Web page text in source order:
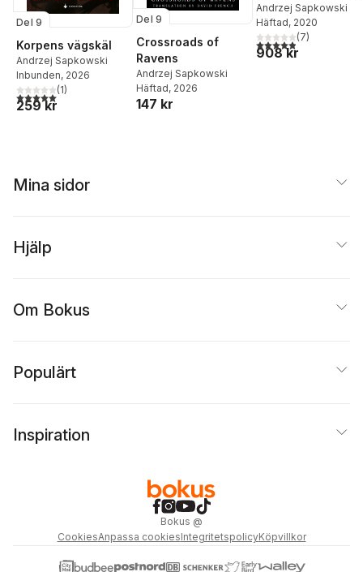
Del 9
Korpens vägskäl
Andrzej Sapkowski
Inbunden, 2026
5,0utav 5 stjärnor. Totalt antal röster:
(1)
259 kr
Del 9
Crossroads of
Ravens
Andrzej Sapkowski
Häftad, 2026
147 kr
Andrzej Sapkowski
Häftad, 2020
4,9utav 5 stjärnor.
(7)
908 kr
Mina sidor
Hjälp
Om Bokus
Populärt
Inspiration
Bokus @
CookiesAnpassa cookiesIntegritetspolicyKöpvillkor